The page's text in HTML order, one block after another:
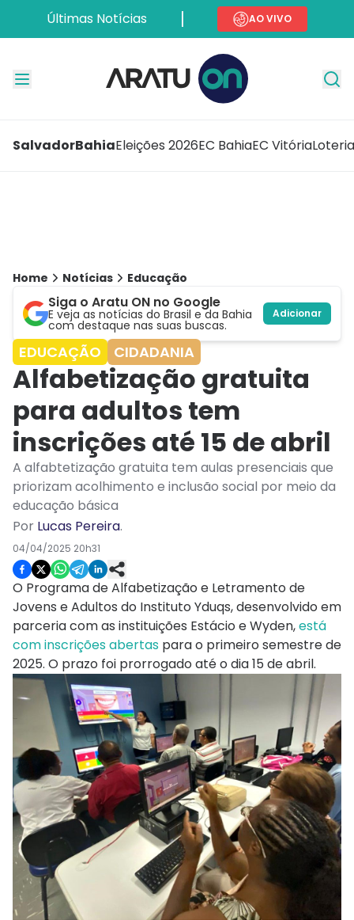
Últimas Notícias AO VIVO
SalvadorBahiaEleições 2026EC BahiaEC Vitória
Home Notícias Educação
Siga o Aratu ON no Google
E veja as notícias do Brasil e da Bahia
com destaque nas suas buscas.
Adicionar
EDUCAÇÃO CIDADANIA
Alfabetização gratuita
para adultos tem
inscrições até 15 de abril
A alfabtetização gratuita tem aulas presenciais que
priorizam acolhimento e inclusão social por meio da
educação básica
Por Lucas Pereira.
04/04/2025 20h31
O Programa de Alfabetização e Letramento de
Jovens e Adultos do Instituto Yduqs, desenvolvido em
parceria com as instituições Estácio e Wyden,está
com inscrições abertas para o primeiro semestre de
2025. O prazo foi prorrogado até o dia 15 de abril.